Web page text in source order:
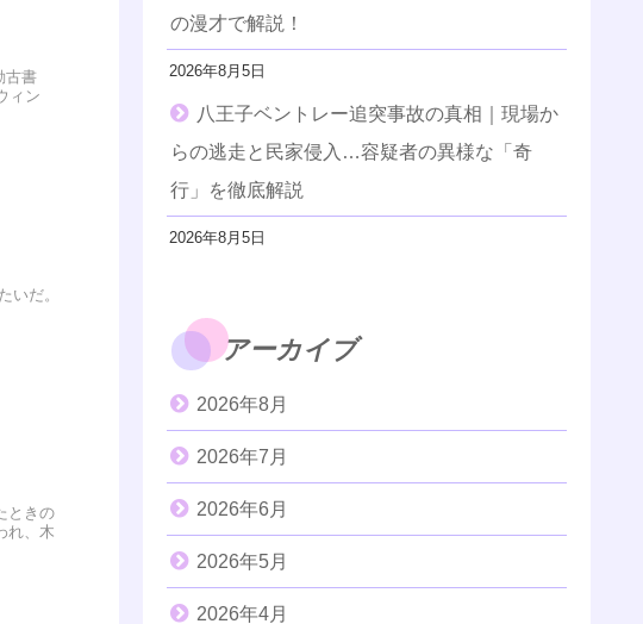
古書
ィン
いだ。
ときの
れ、木
の漫才で解説！
2026年8月5日
八王子ベントレー追突事故の真相｜現場か
らの逃走と民家侵入…容疑者の異様な「奇
行」を徹底解説
2026年8月5日
アーカイブ
2026年8月
2026年7月
2026年6月
2026年5月
2026年4月